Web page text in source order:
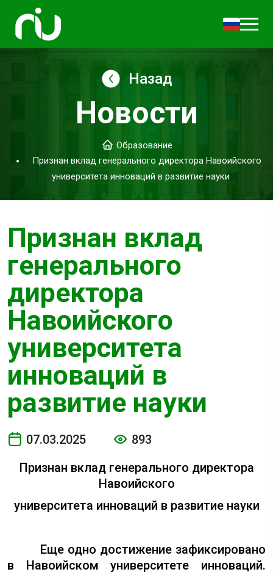
Назад
Новости
Образование
Признан вклад генерального директора Навоийского
университета инноваций в развитие науки
Признан вклад
генерального
директора
Навоийского
университета
инноваций в
развитие науки
07.03.2025
893
Признан вклад генерального директора
Навоийского
университета инноваций в развитие науки
Еще одно достижение зафиксировано
в Навоийском университете инноваций.